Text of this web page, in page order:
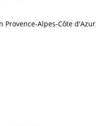
Provence-Alpes-Côte